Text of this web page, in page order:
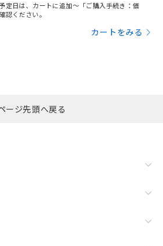
定日は、カートに追加～「ご購入手続き：価
認ください。
カートをみる
ージ先頭へ戻る